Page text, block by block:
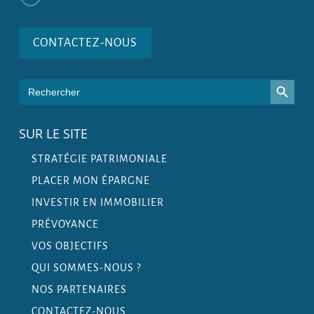
CONTACTEZ-NOUS
for:
Search Button
SUR LE SITE
STRATÉGIE PATRIMONIALE
PLACER MON ÉPARGNE
INVESTIR EN IMMOBILIER
PRÉVOYANCE
VOS OBJECTIFS
QUI SOMMES-NOUS ?
NOS PARTENAIRES
CONTACTEZ-NOUS